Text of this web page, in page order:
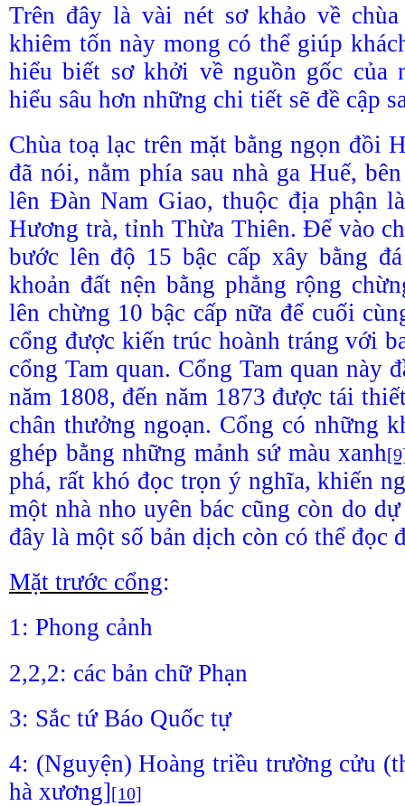
Trên đây là vài nét sơ khảo về
khiêm tốn này mong có thể giúp
hiểu biết sơ khởi về nguồn gốc của
hiểu sâu hơn những chi tiết sẽ đề cập
Chùa toạ lạc trên mặt bằng ngọn đồi
đã nói, nằm phía sau nhà ga Huế,
lên Đàn Nam Giao, thuộc địa phận
Hương trà, tỉnh Thừa Thiên. Để vào
bước lên độ 15 bậc cấp xây bằng
khoản đất nện bằng phẳng rộng
lên chừng 10 bậc cấp nữa để cuối
cổng được kiến trúc hoành tráng với
cổng Tam quan. Cổng Tam quan này
năm 1808, đến năm 1873 được tái
chân thưởng ngoạn. Cổng có những
ghép bằng những mảnh sứ màu xanh
phá, rất khó đọc trọn ý nghĩa, khiến
một nhà nho uyên bác cũng còn do
đây là một số bản dịch còn có thể đọc
Mặt trước cổng:
1: Phong cảnh
2,2,2: các bản chữ Phạn
3: Sắc tứ Báo Quốc tự
4: (Nguyện) Hoàng triều trường cửu
hà xương][10]